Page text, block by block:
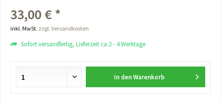
33,00 € *
inkl. MwSt. zzgl. Versandkosten
Sofort versandfertig, Lieferzeit ca.2 - 4 Werktage
In den Warenkorb